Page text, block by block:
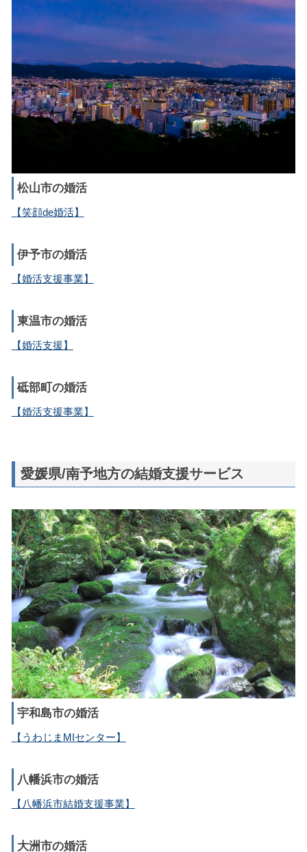
松山市の婚活
【笑顔de婚活】
伊予市の婚活
【婚活支援事業】
東温市の婚活
【婚活支援】
砥部町の婚活
【婚活支援事業】
愛媛県/南予地方の結婚支援サービス
宇和島市の婚活
【うわじまMIセンター】
八幡浜市の婚活
【八幡浜市結婚支援事業】
大洲市の婚活